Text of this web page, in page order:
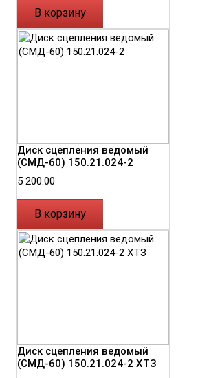
В корзину
Диск сцепления ведомый
(СМД-60) 150.21.024-2
5 200.00
В корзину
Диск сцепления ведомый
(СМД-60) 150.21.024-2 ХТЗ